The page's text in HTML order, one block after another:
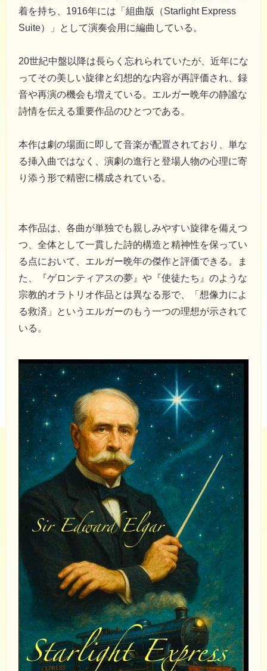
着を持ち、1916年には「組曲版（Starlight Express
Suite）」として演奏会用に編曲している。
20世紀中盤以降は長らく忘れられていたが、近年にな
ってその美しい旋律と幻想的な内容が再評価され、録
音や再演の機会も増えている。エルガー晩年の静謐な
詩情を伝える重要作品のひとつである。
本作は劇の場面に即して音楽が配置されており、単な
る挿入曲ではなく、演劇の進行と登場人物の心理に寄
り添う形で精密に構成されている。
本作品は、各曲が単独でも親しみやすい旋律を備えつ
つ、全体として一貫した詩的構造と精神性を保ってい
る点において、エルガー晩年の傑作と評価できる。ま
た、『ゲロンティアスの夢』や『使徒たち』のような
宗教的オラトリオ作品とは異なる形で、「想像力によ
る救済」というエルガーのもう一つの理想が示されて
いる。